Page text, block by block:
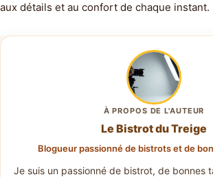
aux détails et au confort de chaque instant.
À PROPOS DE L'AUTEUR
Le Bistrot du Treige
Blogueur passionné de bistrots et de
Je suis un passionné de bistrot, de bonnes